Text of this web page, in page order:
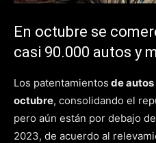
En octubre se
casi 90.000 autos y
Los patentamientos de
octubre, consolidando el
pero aún están por debajo
2023, de acuerdo al